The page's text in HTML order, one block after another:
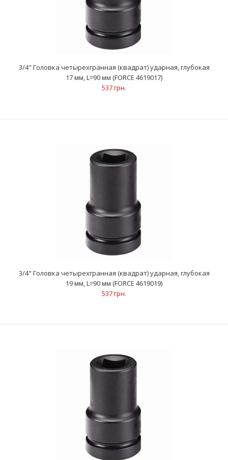
..
3/4" Головка четырехгранная (квадрат) ударная, глубокая 17
мм, L=90 мм (FORCE 4619017)
537 грн.
..
3/4" Головка четырехгранная (квадрат) ударная, глубокая 19
3/4" Головка четырехгранная (квадрат) ударная, глубокая
17 мм, L=90 мм (FORCE 4619017)
537 грн.
3/4" Головка четырехгранная (квадрат) ударная, глубокая
19 мм, L=90 мм (FORCE 4619019)
537 грн.